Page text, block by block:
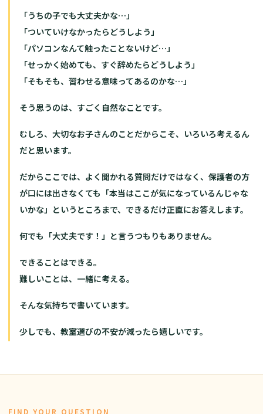
「うちの子でも大丈夫かな…」
「ついていけなかったらどうしよう」
「パソコンなんて触ったことないけど…」
「せっかく始めても、すぐ辞めたらどうしよう」
「そもそも、習わせる意味ってあるのかな…」
そう思うのは、すごく自然なことです。
むしろ、大切なお子さんのことだからこそ、いろいろ考えるん
だと思います。
だからここでは、よく聞かれる質問だけではなく、保護者の方
が口には出さなくても「本当はここが気になっているんじゃな
いかな」というところまで、できるだけ正直にお答えします。
何でも「大丈夫です！」と言うつもりもありません。
できることはできる。
難しいことは、一緒に考える。
そんな気持ちで書いています。
少しでも、教室選びの不安が減ったら嬉しいです。
FIND YOUR QUESTION